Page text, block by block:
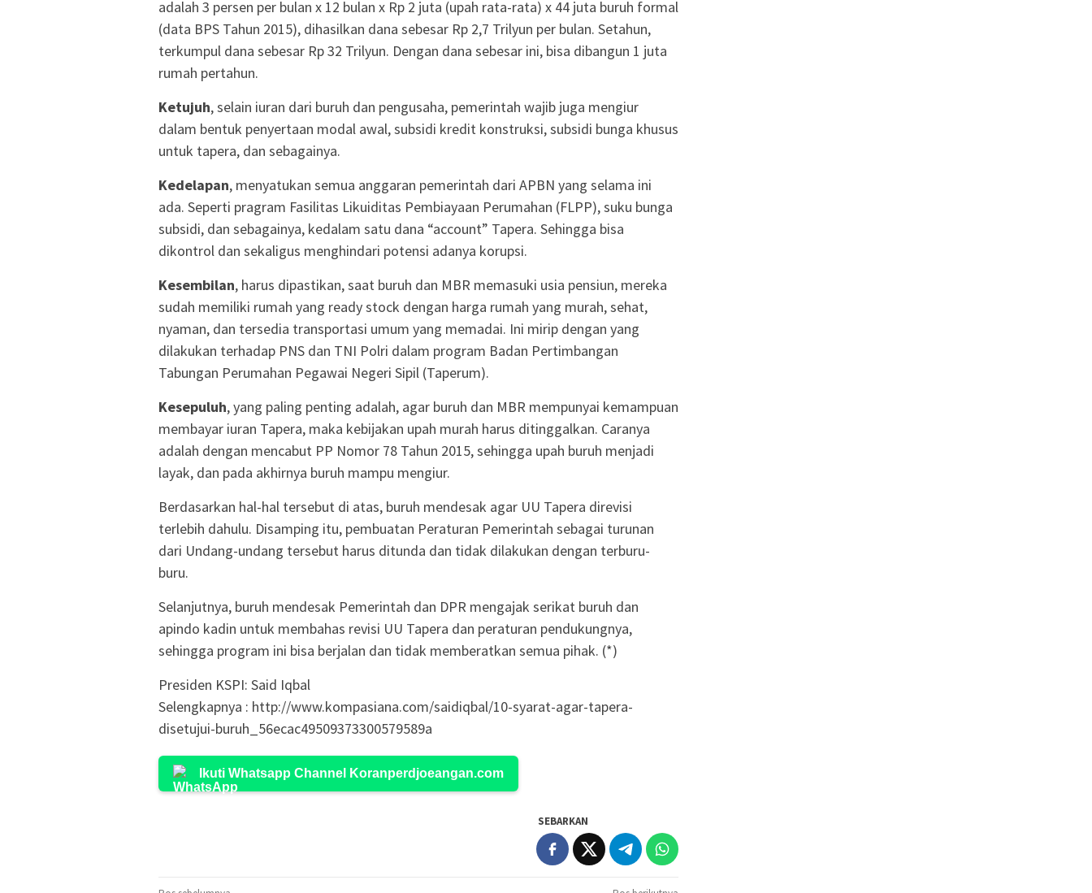
adalah 3 persen per bulan x 12 bulan x Rp 2 juta (upah rata-rata) x 44 juta buruh formal
(data BPS Tahun 2015), dihasilkan dana sebesar Rp 2,7 Trilyun per bulan. Setahun,
terkumpul dana sebesar Rp 32 Trilyun. Dengan dana sebesar ini, bisa dibangun 1 juta
rumah pertahun.
Ketujuh, selain iuran dari buruh dan pengusaha, pemerintah wajib juga mengiur
dalam bentuk penyertaan modal awal, subsidi kredit konstruksi, subsidi bunga khusus
untuk tapera, dan sebagainya.
Kedelapan, menyatukan semua anggaran pemerintah dari APBN yang selama ini
ada. Seperti pragram Fasilitas Likuiditas Pembiayaan Perumahan (FLPP), suku bunga
subsidi, dan sebagainya, kedalam satu dana “account” Tapera. Sehingga bisa
dikontrol dan sekaligus menghindari potensi adanya korupsi.
Kesembilan, harus dipastikan, saat buruh dan MBR memasuki usia pensiun, mereka
sudah memiliki rumah yang ready stock dengan harga rumah yang murah, sehat,
nyaman, dan tersedia transportasi umum yang memadai. Ini mirip dengan yang
dilakukan terhadap PNS dan TNI Polri dalam program Badan Pertimbangan
Tabungan Perumahan Pegawai Negeri Sipil (Taperum).
Kesepuluh, yang paling penting adalah, agar buruh dan MBR mempunyai kemampuan
membayar iuran Tapera, maka kebijakan upah murah harus ditinggalkan. Caranya
adalah dengan mencabut PP Nomor 78 Tahun 2015, sehingga upah buruh menjadi
layak, dan pada akhirnya buruh mampu mengiur.
Berdasarkan hal-hal tersebut di atas, buruh mendesak agar UU Tapera direvisi
terlebih dahulu. Disamping itu, pembuatan Peraturan Pemerintah sebagai turunan
dari Undang-undang tersebut harus ditunda dan tidak dilakukan dengan terburu-
buru.
Selanjutnya, buruh mendesak Pemerintah dan DPR mengajak serikat buruh dan
apindo kadin untuk membahas revisi UU Tapera dan peraturan pendukungnya,
sehingga program ini bisa berjalan dan tidak memberatkan semua pihak. (*)
Presiden KSPI: Said Iqbal
Selengkapnya : http://www.kompasiana.com/saidiqbal/10-syarat-agar-tapera-
disetujui-buruh_56ecac49509373300579589a
Ikuti Whatsapp Channel Koranperdjoeangan.com
SEBARKAN